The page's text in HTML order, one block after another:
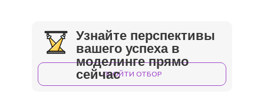
ПРОЙТИ ОТБОР
Узнайте перспективы
вашего успеха в
моделинге прямо
сейчас